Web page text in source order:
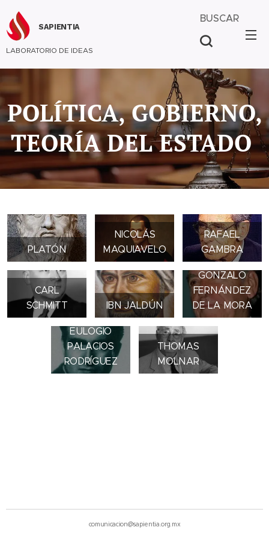
SAPIENTIA
LABORATORIO DE IDEAS
BUSCAR
POLÍTICA, GOBIERNO,
TEORÍA DEL ESTADO
PLATÓN
NICOLÁS
MAQUIAVELO
RAFAEL
GAMBRA
CARL
SCHMITT
IBN JALDÚN
GONZALO
FERNÁNDEZ
DE LA MORA
LEOPOLDO
EULOGIO
PALACIOS
RODRÍGUEZ
THOMAS
MOLNAR
comunicacion@sapientia.org.mx